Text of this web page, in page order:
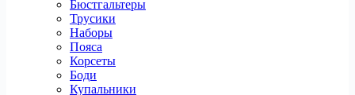
Бюстгальтеры
Трусики
Наборы
Пояса
Корсеты
Боди
Купальники